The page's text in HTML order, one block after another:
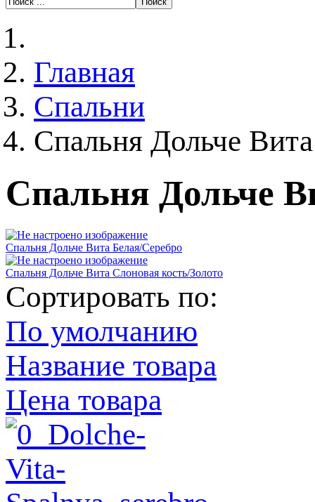
Главная
Спальни
Спальня Дольче Вита
Спальня Дольче
Спальня Дольче Вита Белая/Серебро
Спальня Дольче Вита Слоновая кость/Золото
Сортировать по:
По умолчанию
Название товара
Цена товара